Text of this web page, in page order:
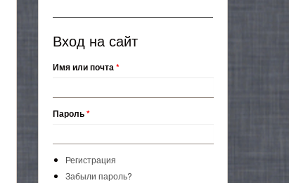
Вход на сайт
Имя или почта*
Пароль*
Регистрация
Забыли пароль?